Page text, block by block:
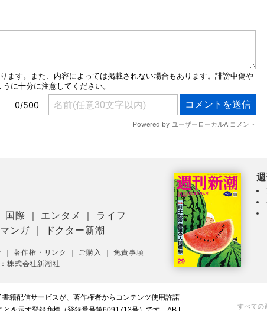
国際 エンタメ
ライフ
ンガ ドクター新潮
｜著作権・リンク ご購入 ｜免責事項
株式会社新潮社
籍配信サービスが、著作権者からコンテンツ使用許諾
すべての